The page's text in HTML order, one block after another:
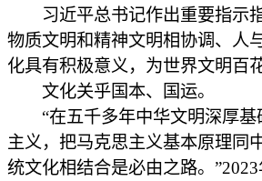
习近平总书记作出重要指示指
物质文明和精神文明相协调、人
化具有积极意义，为世界文明百
文化关乎国本、国运。
“在五千多年中华文明深厚基
主义，把马克思主义基本原理同
统文化相结合是必由之路。